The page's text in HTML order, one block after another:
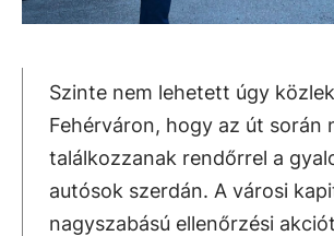
Szinte nem lehetett úgy
Fehérváron, hogy az út során
találkozzanak rendőrrel a
autósok szerdán. A városi
nagyszabású ellenőrzési